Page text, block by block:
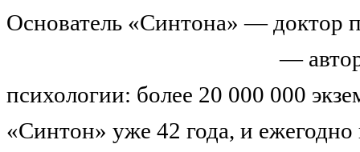
Основатель «Синтона» — доктор
—
психологии: более 20 000 000
«Синтон» уже 42 года, и